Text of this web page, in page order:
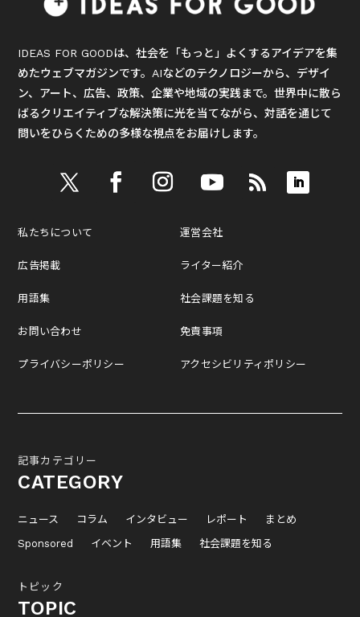
IDEAS FOR GOODは、社会を「もっと」よくするアイデアを集
めたウェブマガジンです。AIなどのテクノロジーから、デザイ
ン、アート、広告、政策、企業や地域の実践まで。世界中に散ら
ばるクリエイティブな解決策に光を当てながら、対話を通じて
問いをひらくための多様な視点をお届けします。
私たちについて
広告掲載
用語集
お問い合わせ
プライバシーポリシー
運営会社
ライター紹介
社会課題を知る
免責事項
アクセシビリティポリシー
記事カテゴリー
CATEGORY
ニュース コラム インタビュー レポート
まとめ
Sponsored
イベント 用語集 社会課題を知る
トピック
TOPIC